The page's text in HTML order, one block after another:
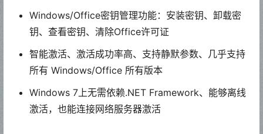
Windows/Office密钥管理功能：安装密钥、卸载密
钥、查看密钥、清除Office许可证
智能激活、激活成功率高、支持静默参数、几乎支持
所有 Windows/Office 所有版本
Windows 7上无需依赖.NET Framework、能够离线
激活，也能连接网络服务器激活